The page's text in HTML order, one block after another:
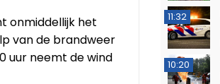
onmiddellijk het
van de brandweer
uur neemt de wind
11:32
10:20